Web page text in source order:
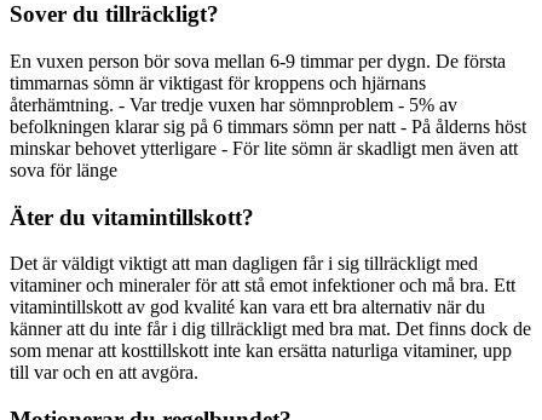
Sover du tillräckligt?
En vuxen person bör sova mellan 6-9 timmar per dygn. De första
timmarnas sömn är viktigast för kroppens och hjärnans
återhämtning. - Var tredje vuxen har sömnproblem - 5% av
befolkningen klarar sig på 6 timmars sömn per natt - På ålderns höst
minskar behovet ytterligare - För lite sömn är skadligt men även att
sova för länge
Äter du vitamintillskott?
Det är väldigt viktigt att man dagligen får i sig tillräckligt med
vitaminer och mineraler för att stå emot infektioner och må bra. Ett
vitamintillskott av god kvalité kan vara ett bra alternativ när du
känner att du inte får i dig tillräckligt med bra mat. Det finns dock de
som menar att kosttillskott inte kan ersätta naturliga vitaminer, upp
till var och en att avgöra.